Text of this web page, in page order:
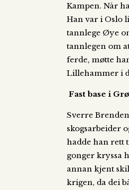
Kampen. Når
Han var i Oslo
tannlege Øye
tannlegen om
ferde, møtte
Lillehammer i
Fast base i
Sverre
skogsarbeider
hadde han rett
gonger kryssa
annan kjent
krigen, da dei